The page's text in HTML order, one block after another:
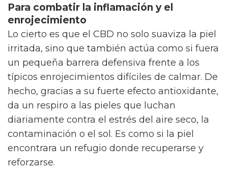
Para combatir la inflamación y el
enrojecimiento
Lo cierto es que el CBD no solo suaviza la piel
irritada, sino que también actúa como si fuera
un pequeña barrera defensiva frente a los
típicos enrojecimientos difíciles de calmar. De
hecho, gracias a su fuerte efecto antioxidante,
da un respiro a las pieles que luchan
diariamente contra el estrés del aire seco, la
contaminación o el sol. Es como si la piel
encontrara un refugio donde recuperarse y
reforzarse.